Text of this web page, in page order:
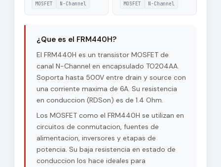
MOSFET N-Channel MOSFET N-Channel
¿Que es el FRM440H?
El FRM440H es un transistor MOSFET de
canal N-Channel en encapsulado TO204AA.
Soporta hasta 500V entre drain y source con
una corriente maxima de 6A. Su resistencia
en conduccion (RDSon) es de 1.4 Ohm.
Los MOSFET como el FRM440H se utilizan en
circuitos de conmutacion, fuentes de
alimentacion, inversores y etapas de
potencia. Su baja resistencia en estado de
conduccion los hace ideales para